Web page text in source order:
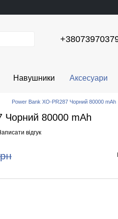
Навушники Аксесуари
Power Bank XO-PR287 Чорний 80000 mAh
Чорний 80000 mAh
відгук